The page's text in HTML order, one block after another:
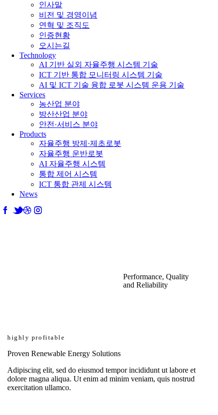
인사말
비전 및 경영이념
연혁 및 조직도
인증현황
오시는길
Technology
AI 기반 실외 자율주행 시스템 기술
ICT 기반 통합 모니터링 시스템 기술
AI 및 ICT 기술 융합 로봇 시스템 운용 기술
Services
농산업 분야
방산산업 분야
안전·서비스 분야
Products
자율주행 방제·제초로봇
자율주행 운반로봇
AI 자율주행 시스템
통합 제어 시스템
ICT 통합 관제 시스템
News
Performance, Quality
and Reliability
highly profitable
Proven Renewable Energy Solutions
Adipiscing elit, sed do eiusmod tempor incididunt ut labore et
dolore magna aliqua. Ut enim ad minim veniam, quis nostrud
exercitation ullamco.